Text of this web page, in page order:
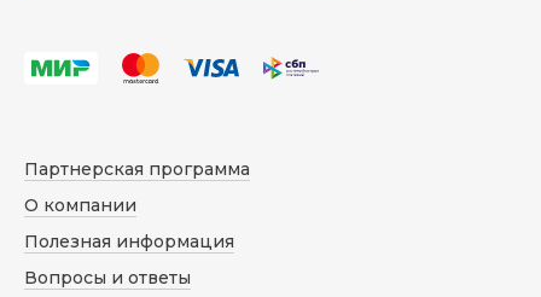
Партнерская программа
О компании
Полезная информация
Вопросы и ответы